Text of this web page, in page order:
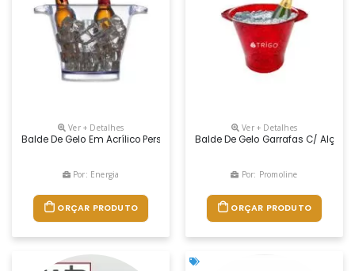
Ver + Detalhes
Balde De Gelo Em Acrílico Personalizado Para Brindes. Com
Por: Energia
ORÇAR PRODUTO
Ver + Detalhes
Balde De Gelo Garrafas C/ Alças
Por: Promoline
ORÇAR PRODUTO